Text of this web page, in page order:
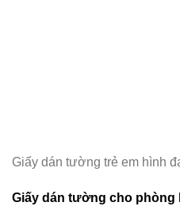
Giấy dán tường trẻ em hình
Giấy dán tường cho phòng